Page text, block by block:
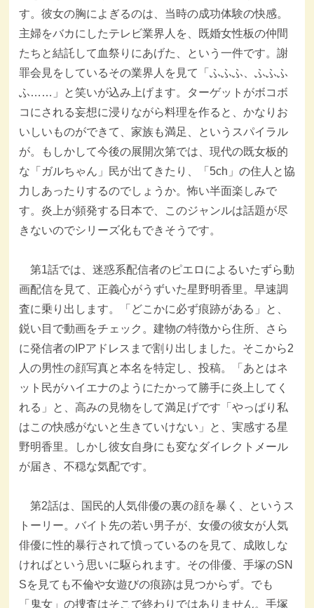
す。彼女の胸によぎるのは、当時の成功体験の快感。
主婦をバカにしたテレビ業界人を、既婚女性板の仲間
たちと結託して血祭りにあげた、という一件です。謝
罪会見をしているその業界人を見て「ふふふ、ふふふ
ふ……」と笑いが込み上げます。ターゲットがボコボ
コにされる妄想に浸りながら料理を作ると、かなりお
いしいものができて、家族も満足、というスパイラル
が。もしかして今後の展開次第では、現代の既女板的
な「ガルちゃん」民が出てきたり、「5ch」の住人と協
力しあったりするのでしょうか。怖い半面楽しみで
す。炎上が頻発する日本で、このジャンルは話題が尽
きないのでシリーズ化もできそうです。
第1話では、迷惑系配信者のピエロによるいたずら動
画配信を見て、正義心がうずいた星野明香里。早速調
査に乗り出します。「どこかに必ず痕跡がある」と、
鋭い目で動画をチェック。建物の特徴から住所、さら
に発信者のIPアドレスまで割り出しました。そこから2
人の男性の顔写真と本名を特定し、投稿。「あとはネ
ット民がハイエナのようにたかって勝手に炎上してく
れる」と、高みの見物をして満足げです「やっばり私
はこの快感がないと生きていけない」と、実感する星
野明香里。しかし彼女自身にも変なダイレクトメール
が届き、不穏な気配です。
第2話は、国民的人気俳優の裏の顔を暴く、というス
トーリー。バイト先の若い男子が、女優の彼女が人気
俳優に性的暴行されて憤っているのを見て、成敗しな
ければという思いに駆られます。その俳優、手塚のSN
Sを見ても不倫や女遊びの痕跡は見つからず。でも
「鬼女」の捜査はそこで終わりではありません。手塚